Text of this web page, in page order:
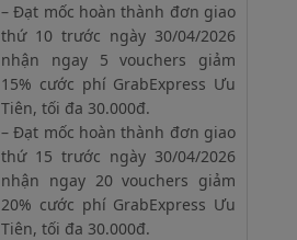
– Đạt mốc hoàn thành đơn giao
thứ 10 trước ngày 30/04/2026
nhận ngay 5 vouchers giảm
15% cước phí GrabExpress Ưu
Tiên, tối đa 30.000đ.
– Đạt mốc hoàn thành đơn giao
thứ 15 trước ngày 30/04/2026
nhận ngay 20 vouchers giảm
20% cước phí GrabExpress Ưu
Tiên, tối đa 30.000đ.